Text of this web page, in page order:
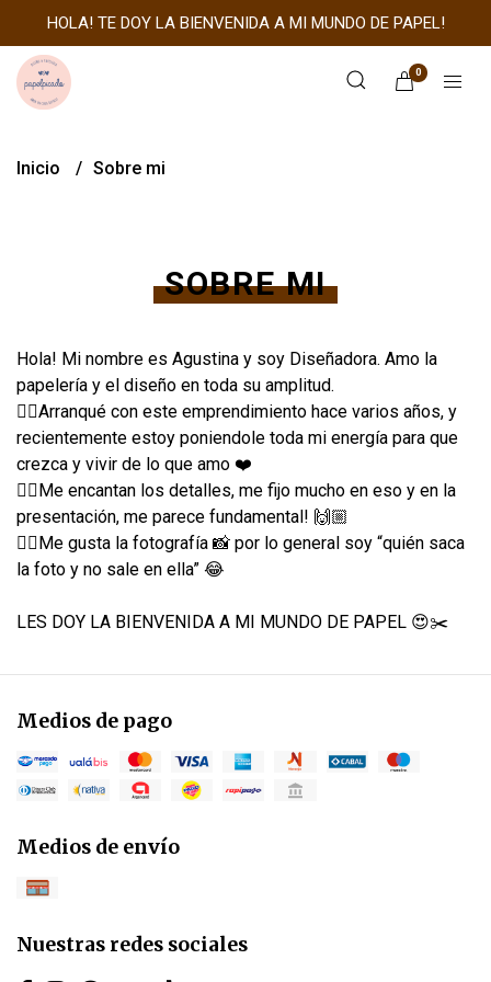
HOLA! TE DOY LA BIENVENIDA A MI MUNDO DE PAPEL!
0
Inicio Sobre mi
SOBRE MI
Hola! Mi nombre es Agustina y soy Diseñadora. Amo la
papelería y el diseño en toda su amplitud.
👉🏼Arranqué con este emprendimiento hace varios años, y
recientemente estoy poniendole toda mi energía para que
crezca y vivir de lo que amo ❤️
👉🏼Me encantan los detalles, me fijo mucho en eso y en la
presentación, me parece fundamental! 🙌🏼
👉🏼Me gusta la fotografía 📸 por lo general soy “quién saca
la foto y no sale en ella” 😂
LES DOY LA BIENVENIDA A MI MUNDO DE PAPEL 😍✂️
Medios de pago
Medios de envío
Nuestras redes sociales